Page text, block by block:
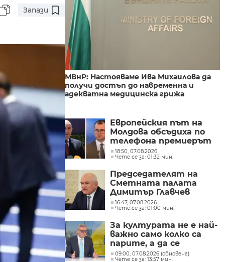
Запази
МВнР: Настояваме Ива Михаилова да
получи достъп до навременна и
адекватна медицинска грижа
Европейския път на
Молдова обсъдиха по
телефона премиерът
Радев и молдовският
му колега Тофан
18:50, 07.08.2026
Чете се за: 01:32 мин.
Председателят на
Сметната палата
Димитър Главчев
проверява служебния
премиер Димитър
16:47, 07.08.2026
Чете се за: 01:00 мин.
За културата не е най-
важно само колко са
парите, а да се
изплащат навреме,
09:00, 07.08.2026 (обновена)
Чете се за: 13:57 мин.